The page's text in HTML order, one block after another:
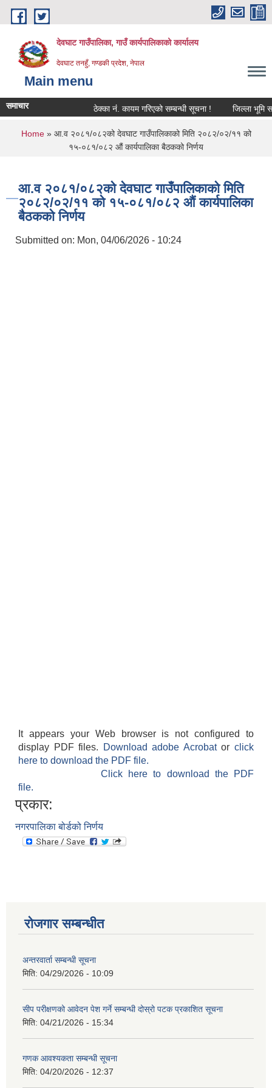
Skip to main content
देवघाट गाउँपालिका, गाउँ कार्यपालिकाको कार्यालय
देवघाट तनहुँ, गण्डकी प्रदेश, नेपाल
Main menu
समाचार ठेक्का नंं. कायम गरिएको सम्बन्धी सूचना ! जिल्ला भूमि
You are here
Home» आ.व २०८१/०८२को देवघाट गाउँपालिकाको मिति २०८२/०२/११ को
१५-०८१/०८२ औं कार्यपालिका बैठकको निर्णय
आ.व २०८१/०८२को देवघाट गाउँपालिकाको मिति
२०८२/०२/११ को १५-०८१/०८२ औं कार्यपालिका
बैठकको निर्णय
Submitted on: Mon, 04/06/2026 - 10:24
It appears your Web browser is not configured to
display PDF files.
Download adobe Acrobatorclick
here to download the PDF file.
Click here to download the PDF
file.
प्रकार:
नगरपालिका बोर्डको निर्णय
रोजगार सम्बन्धीत
अन्तरवार्ता सम्बन्धी सूचना
मिति: 04/29/2026 - 10:09
सीप परीक्षणको आवेदन पेश गर्ने सम्बन्धी दोस्रो पटक प्रकाशित सूचना
मिति: 04/21/2026 - 15:34
गणक आवश्यकता सम्बन्धी सूचना
मिति: 04/20/2026 - 12:37